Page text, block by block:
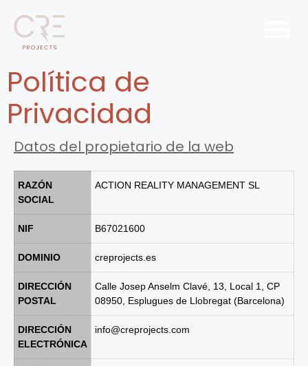
Política de
Privacidad
Datos del propietario de la web
RAZÓN
SOCIAL
ACTION REALITY MANAGEMENT SL
NIF B67021600
DOMINIO creprojects.es
DIRECCIÓN
POSTAL
Calle Josep Anselm Clavé, 13, Local 1, CP
08950, Esplugues de Llobregat (Barcelona)
DIRECCIÓN
ELECTRÓNICA
info@creprojects.com